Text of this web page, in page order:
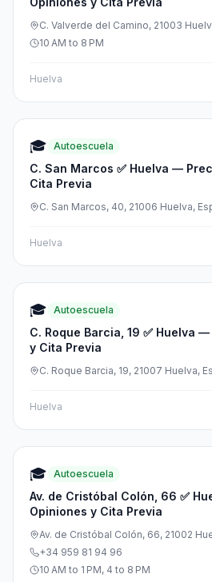
C. Valverde del Camino, 21003
10 AM to 8 PM
Huelva
🎓 Autoescuela
C. San Marcos ✅ Huelva —
Cita Previa
C. San Marcos, 40, 21006 Huelva,
Huelva
🎓 Autoescuela
C. Roque Barcia, 19 ✅ Huelva
y Cita Previa
C. Roque Barcia, 19, 21007 Huelva,
Huelva
🎓 Autoescuela
Av. de Cristóbal Colón, 66 ✅
Opiniones y Cita Previa
Av. de Cristóbal Colón, 66, 21002
+34 959 81 94 96
10 AM to 1 PM, 4 to 8 PM